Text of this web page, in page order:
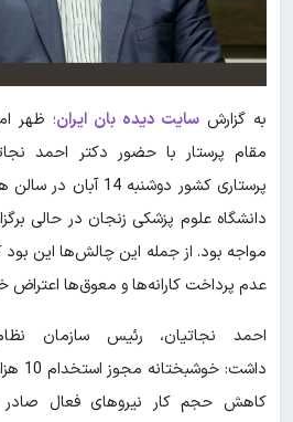
به گزارش سایت دیده بان ایران؛ ظهر
مقام پرستار با حضور دکتر احمد
پرستاری کشور دوشنبه
دانشگاه علوم پزشکی زنجان در حالی
مواجه بود. از جمله این چالش‌ها این بود
عدم پرداخت کارانه‌ها و معوق‌ها اعتراض
احمد نجاتیان، رئیس سازمان
کاهش حجم کار نیروهای فعال